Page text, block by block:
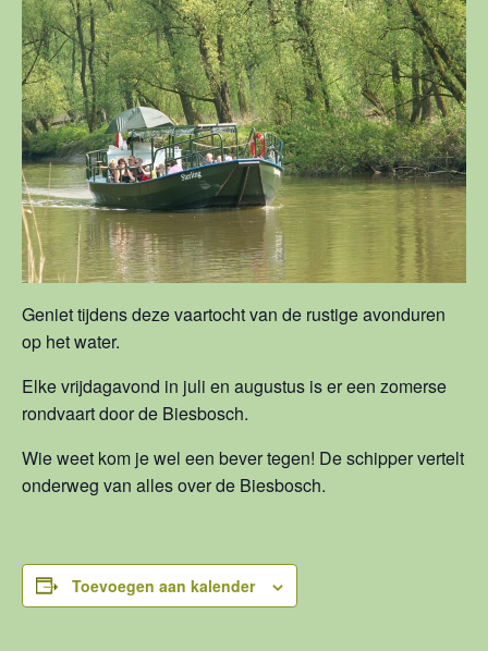
Geniet tijdens deze vaartocht van de rustige avonduren
op het water.
Elke vrijdagavond in juli en augustus is er een zomerse
rondvaart door de Biesbosch.
Wie weet kom je wel een bever tegen! De schipper vertelt
onderweg van alles over de Biesbosch.
Toevoegen aan kalender